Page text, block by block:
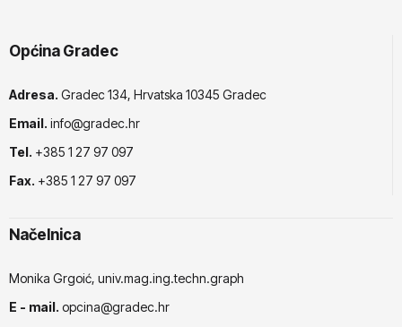
Općina Gradec
Adresa. Gradec 134, Hrvatska 10345 Gradec
Email. info@gradec.hr
Tel. +385 1 27 97 097
Fax. +385 1 27 97 097
Načelnica
Monika Grgoić, univ.mag.ing.techn.graph
E - mail. opcina@gradec.hr